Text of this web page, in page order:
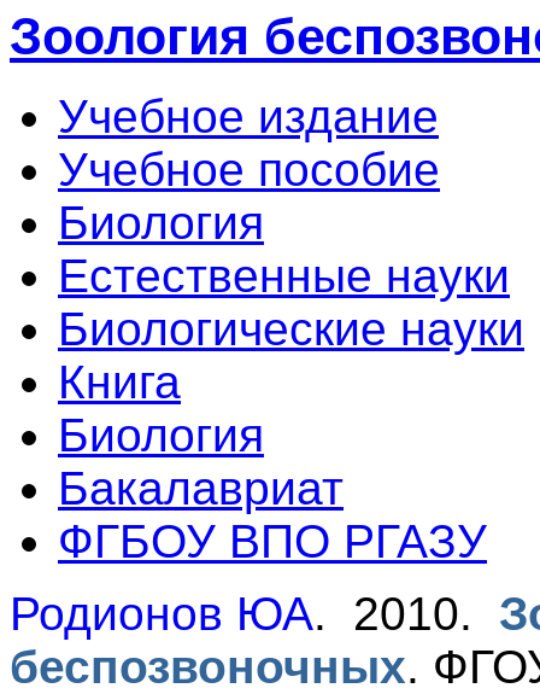
Зоология
Учебное издание
Учебное пособие
Биология
Естественные науки
Биологические науки
Книга
Биология
Бакалавриат
ФГБОУ ВПО РГАЗУ
Родионов ЮА. 2010.
беспозвоночных.